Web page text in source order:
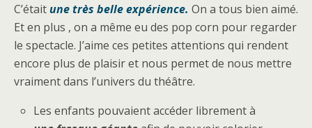
C’était une très belle expérience. On a tous bien aimé.
Et en plus , on a même eu des pop corn pour regarder
le spectacle. J’aime ces petites attentions qui rendent
encore plus de plaisir et nous permet de nous mettre
vraiment dans l’univers du théâtre.
Les enfants pouvaient accéder librement à